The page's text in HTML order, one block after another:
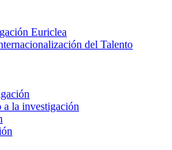
Euriclea
del Talento
a la investigación